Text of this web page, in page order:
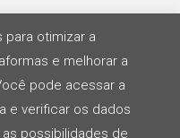
para otimizar a
e melhorar a
pode acessar a
e verificar os dados
possibilidades de